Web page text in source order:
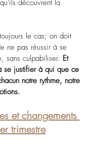
découvrent la
le cas; on doit
ne pas réussir à se
sans culpabiliser. Et
se justifier à qui que ce
notre rythme, notre
et changements
trimestre